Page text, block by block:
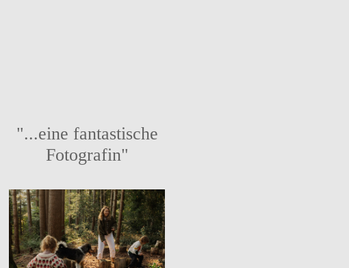
"...eine fantastische
Fotografin"